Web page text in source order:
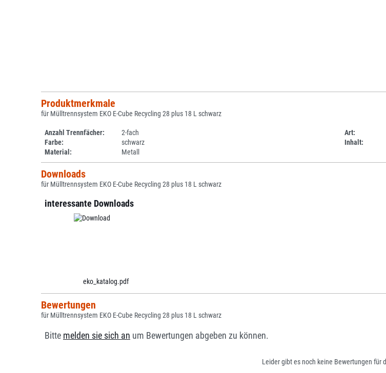
Produktmerkmale
für Mülltrennsystem EKO E-Cube Recycling 28 plus 18 L schwarz
Anzahl Trennfächer: 2-fach Art:
Farbe:
schwarz Inhalt:
Material:
Metall
Downloads
für Mülltrennsystem EKO E-Cube Recycling 28 plus 18 L schwarz
interessante Downloads
eko_katalog.pdf
Bewertungen
für Mülltrennsystem EKO E-Cube Recycling 28 plus 18 L schwarz
Bitte melden sie sich an um Bewertungen abgeben zu können.
Leider gibt es noch keine Bewertungen für